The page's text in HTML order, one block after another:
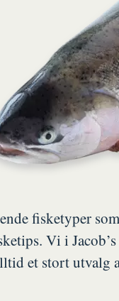
fisketyper
Vi i
et stort utvalg